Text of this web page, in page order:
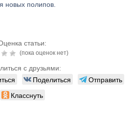
новых полипов.
статьи:
(пока оценок нет)
с друзьями:
Поделиться
Отправить
Класснуть